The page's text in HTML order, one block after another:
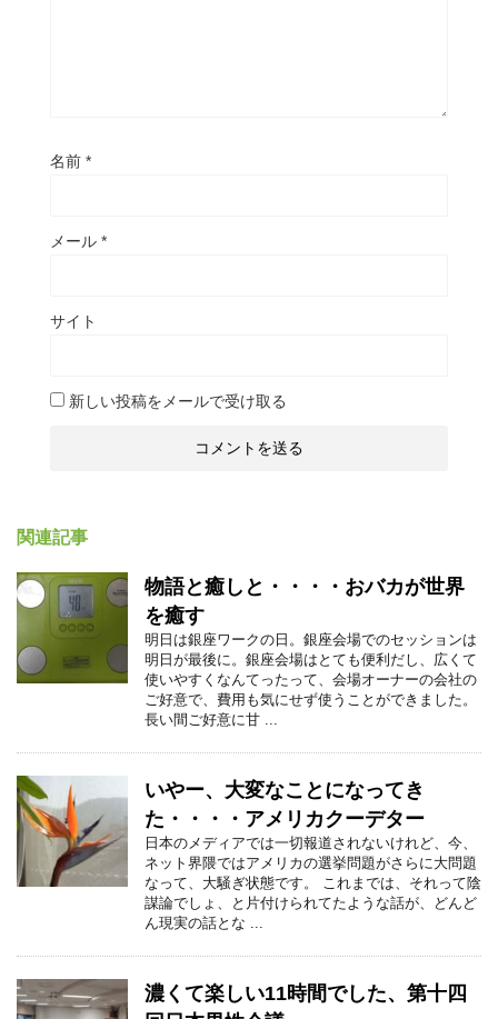
名前 *
メール *
サイト
新しい投稿をメールで受け取る
関連記事
物語と癒しと・・・・おバカが世界
を癒す
明日は銀座ワークの日。銀座会場でのセッションは
明日が最後に。銀座会場はとても便利だし、広くて
使いやすくなんてったって、会場オーナーの会社の
ご好意で、費用も気にせず使うことができました。
長い間ご好意に甘 ...
いやー、大変なことになってき
た・・・・アメリカクーデター
日本のメディアでは一切報道されないけれど、今、
ネット界隈ではアメリカの選挙問題がさらに大問題
なって、大騒ぎ状態です。 これまでは、それって陰
謀論でしょ、と片付けられてたような話が、どんど
ん現実の話とな ...
濃くて楽しい11時間でした、第十四